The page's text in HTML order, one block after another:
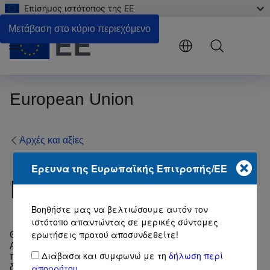
Μετάβαση στο κύριο περιεχόμενο
Επίσημος ιστότοπος της ΕΕ
European Union
Menu
Αρχές και αξίες
Ιδρυτικές συμφωνίες
Θεμέλιο της Ευρωπαϊκής Ένωσης είναι το κράτος δικαίου.
Αυτό σημαίνει ότι κάθε δράση της βασίζεται στις Συνθήκες
που έχουν εγκριθεί εκούσια και με δημοκρατικές
διαδικασίες από όλα τα κράτη μέλη της. Για παράδειγμα, η
Έρευνα της Ευρωπαϊκής Επιτροπής/ΕΕ
Βοηθήστε μας να βελτιώσουμε αυτόν τον
ιστότοπο απαντώντας σε μερικές σύντομες
ερωτήσεις προτού αποσυνδεθείτε!
Διάβασα και συμφωνώ με τη δήλωση περί